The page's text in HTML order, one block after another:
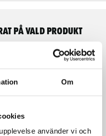
Om
använder vi och
på vald produkt